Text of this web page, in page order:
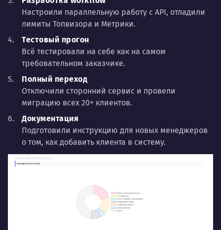
Настроили параллельную работу с API, отладили
лимиты Топвизора и Метрики.
Тестовый прогон
Всё тестировали на себе как на самом
требовательном заказчике.
Полный переход
Отключили сторонний сервис и провели
миграцию всех 20+ клиентов.
Документация
Подготовили инструкцию для новых менеджеров
о том, как добавить клиента в систему.